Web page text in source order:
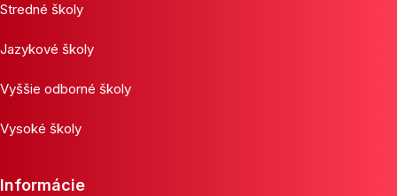
Stredné školy
Jazykové školy
Vyššie odborné školy
Vysoké školy
Informácie